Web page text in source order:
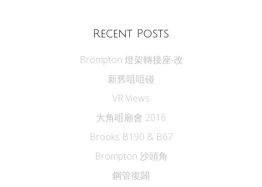
Recent Posts
Brompton 燈架轉接座‧改
新舊咀咀碰
VR Views
大角咀廟會 2016
Brooks B190 & B67
Brompton 沙頭角
鋼管復闢